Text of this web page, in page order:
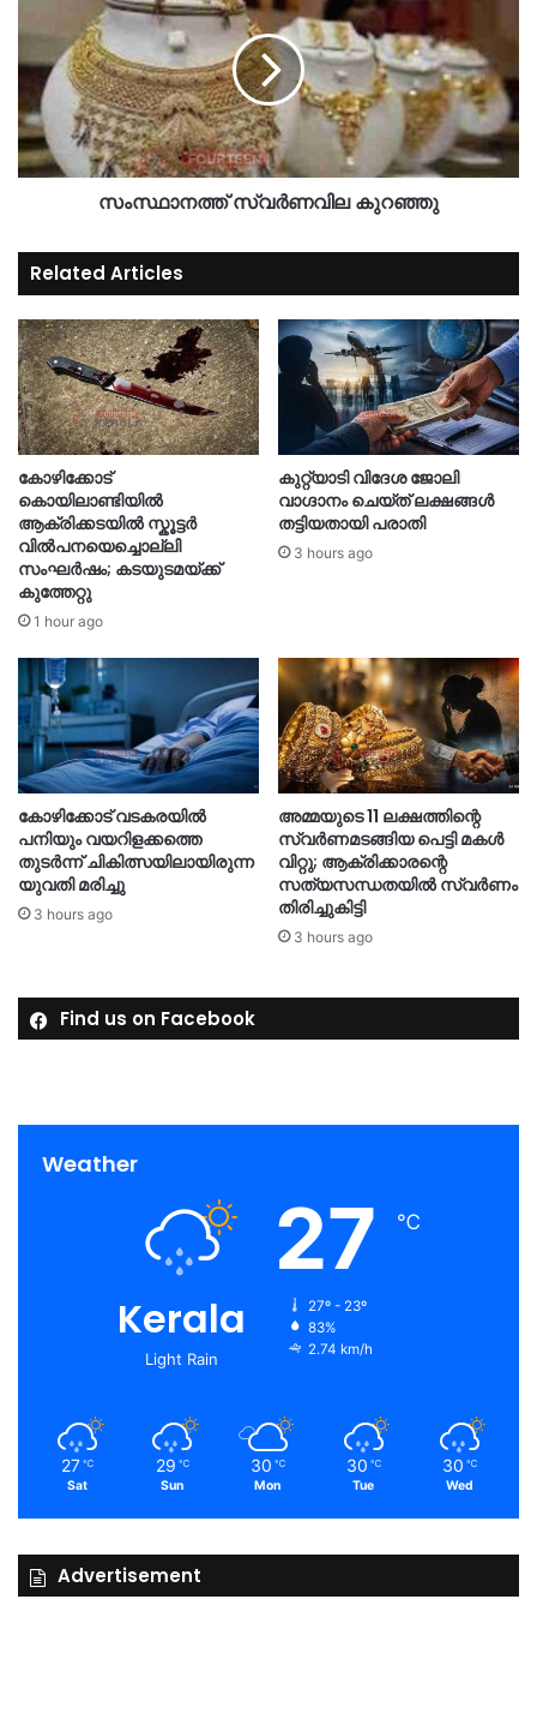
സംസ്ഥാനത്ത് സ്വർണവില കുറഞ്ഞു
Related Articles
കോഴിക്കോട്
കൊയിലാണ്ടിയിൽ
ആക്രിക്കടയിൽ സ്കൂട്ടർ
വിൽപനയെച്ചൊല്ലി
സംഘർഷം; കടയുടമയ്ക്ക്
കുത്തേറ്റു
1 hour ago
കുറ്റ്യാടി വിദേശ ജോലി
വാഗ്ദാനം ചെയ്ത് ലക്ഷങ്ങൾ
തട്ടിയതായി പരാതി
3 hours ago
കോഴിക്കോട് വടകരയിൽ
പനിയും വയറിളക്കത്തെ
തുടർന്ന് ചികിത്സയിലായിരുന്ന
യുവതി മരിച്ചു
3 hours ago
അമ്മയുടെ 11 ലക്ഷത്തിന്റെ
സ്വർണമടങ്ങിയ പെട്ടി മകൾ
വിറ്റു; ആക്രിക്കാരന്റെ
സത്യസന്ധതയിൽ സ്വർണം
തിരിച്ചുകിട്ടി
3 hours ago
Find us on Facebook
Weather
Kerala
Light Rain
27 ℃
27º - 23º
83%
2.74 km/h
27 ℃
Sat
29 ℃
Sun
30 ℃
Mon
30 ℃
Tue
30 ℃
Wed
Advertisement